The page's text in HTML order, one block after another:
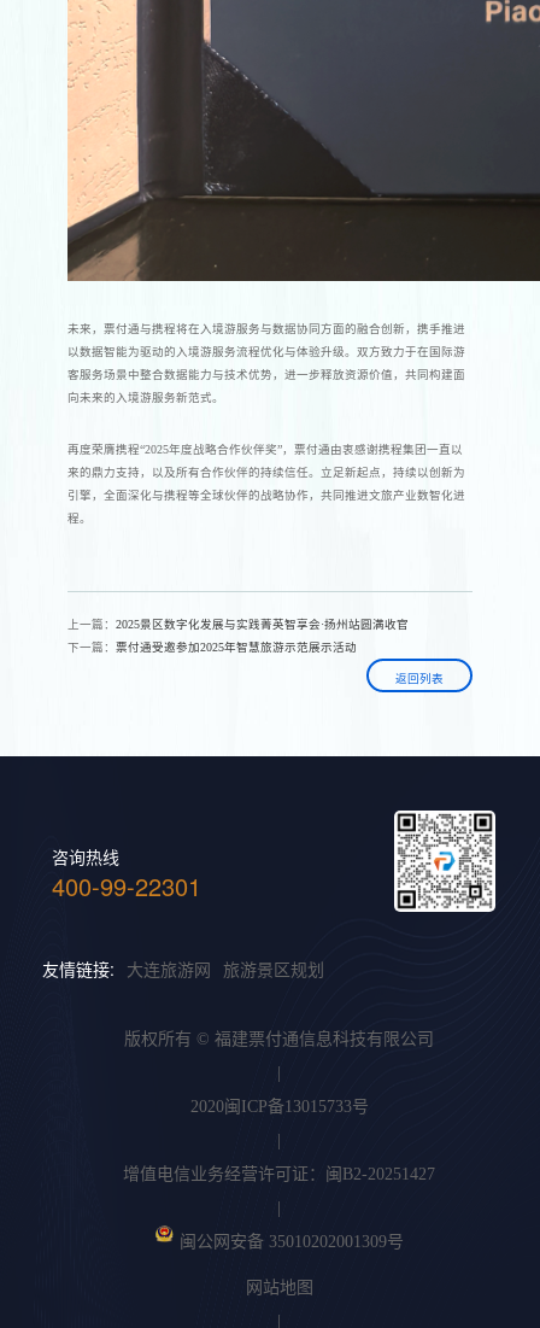
未来，票付通与携程将在入境游服务与数据协同方面的融合创新，携手推进
以数据智能为驱动的入境游服务流程优化与体验升级。双方致力于在国际游
客服务场景中整合数据能力与技术优势，进一步释放资源价值，共同构建面
向未来的入境游服务新范式。
再度荣膺携程“2025年度战略合作伙伴奖”，票付通由衷感谢携程集团一直以
来的鼎力支持，以及所有合作伙伴的持续信任。立足新起点，持续以创新为
引擎，全面深化与携程等全球伙伴的战略协作，共同推进文旅产业数智化进
程。
上一篇： 2025景区数字化发展与实践菁英智享会·扬州站圆满收官
下一篇： 票付通受邀参加2025年智慧旅游示范展示活动
返回列表
咨询热线
400-99-22301
友情链接: 大连旅游网 旅游景区规划
版权所有 © 福建票付通信息科技有限公司
2020闽ICP备13015733号
增值电信业务经营许可证：闽B2-20251427
闽公网安备 35010202001309号
网站地图